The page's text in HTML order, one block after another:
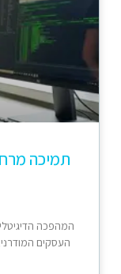
תמיכה
המהפכה
העסקים